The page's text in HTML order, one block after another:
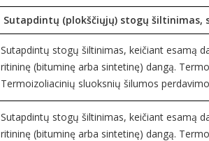
Sutapdintų (plokščiųjų) stogų šiltinimas,
Sutapdintų stogų šiltinimas, keičiant esamą
ritininę (bituminę arba sintetinę) dangą.
Termoizoliacinių sluoksnių šilumos
Sutapdintų stogų šiltinimas, keičiant esamą
ritininę (bituminę arba sintetinę) dangą.